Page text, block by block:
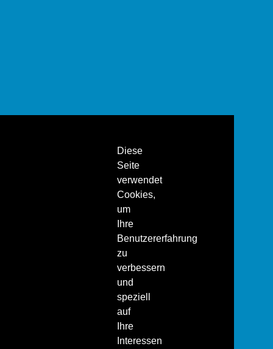
Diese
Seite
verwendet
Cookies,
um
Ihre
Benutzererfahrung
zu
verbessern
und
speziell
auf
Ihre
Interessen